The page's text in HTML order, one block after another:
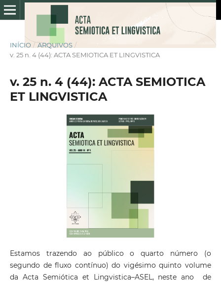
INÍCIO / ARQUIVOS /
v. 25 n. 4 (44): ACTA SEMIOTICA ET LINGVISTICA
v. 25 n. 4 (44): ACTA SEMIOTICA
ET LINGVISTICA
Estamos trazendo ao público o quarto número (o
segundo de fluxo contínuo) do vigésimo quinto volume
da Acta Semiótica et Lingvistica–ASEL, neste ano de